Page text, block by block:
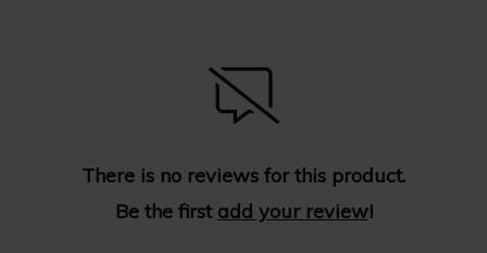
There is no reviews for this product.
Be the first add your review!